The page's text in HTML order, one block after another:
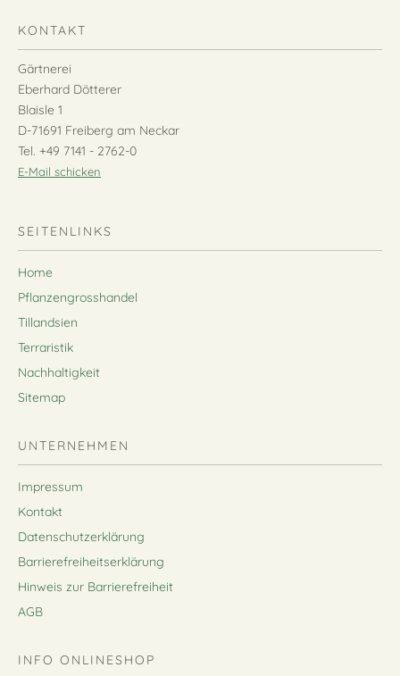
KONTAKT
Gärtnerei
Eberhard Dötterer
Blaisle 1
D-71691 Freiberg am Neckar
Tel. +49 7141 - 2762-0
E-Mail schicken
SEITENLINKS
Home
Pflanzengrosshandel
Tillandsien
Terraristik
Nachhaltigkeit
Sitemap
UNTERNEHMEN
Impressum
Kontakt
Datenschutzerklärung
Barrierefreiheitserklärung
Hinweis zur Barrierefreiheit
AGB
INFO ONLINESHOP